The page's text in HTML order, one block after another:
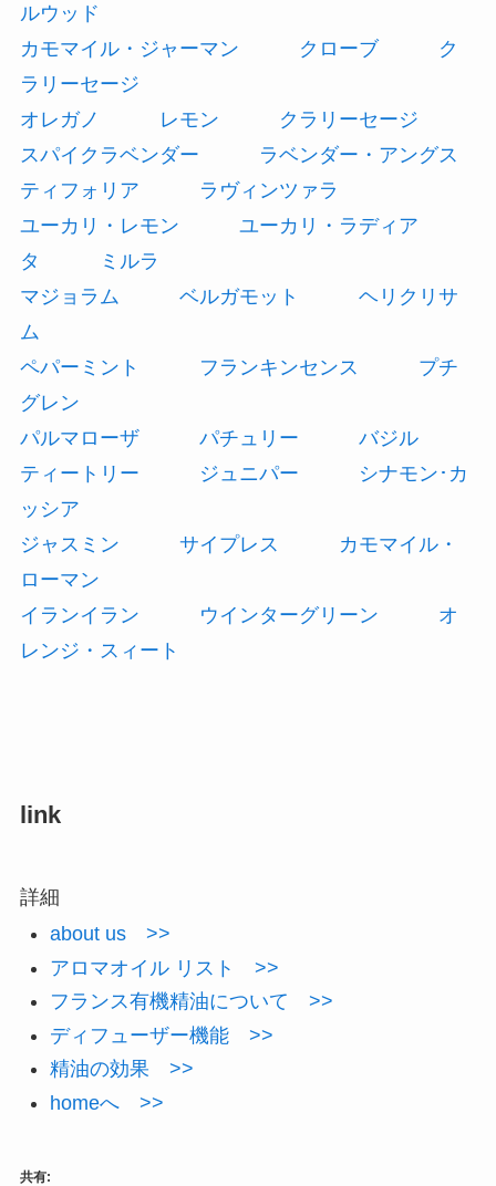
ルウッド
カモマイル・ジャーマン
クローブ
ク
ラリーセージ
オレガノ
レモン
クラリーセージ
スパイクラベンダー
ラベンダー・アングス
ティフォリア
ラヴィンツァラ
ユーカリ・レモン
ユーカリ・ラディア
タ
ミルラ
マジョラム
ベルガモット
ヘリクリサ
ム
ペパーミント
フランキンセンス
プチ
グレン
パルマローザ
パチュリー
バジル
ティートリー
ジュニパー
シナモン･カ
ッシア
ジャスミン
サイプレス
カモマイル・
ローマン
イランイラン
ウインターグリーン
オ
レンジ・スィート
link
詳細
about us >>
アロマオイル リスト >>
フランス有機精油について >>
ディフューザー機能 >>
精油の効果 >>
homeへ >>
共有: